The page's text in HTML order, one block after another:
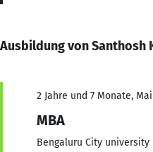
Ausbildung von Santhosh
2 Jahre und 7 Monate,
MBA
Bengaluru City university